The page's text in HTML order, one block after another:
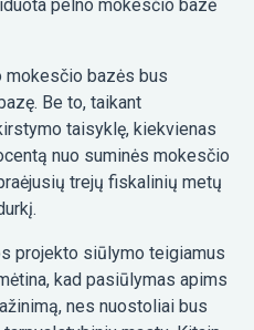
pelno mokesčio bazė
mokesčio bazės bus
Be to, taikant
taisyklę, kiekvienas
nuo suminės mokesčio
trejų fiskalinių metų
projekto siūlymo teigiamus
kad pasiūlymas apims
nes nuostoliai bus